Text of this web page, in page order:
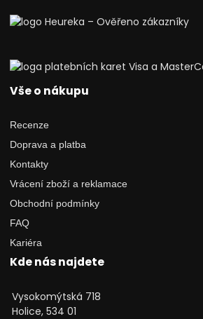
Vše o nákupu
Recenze
Doprava a platba
Kontakty
Vrácení zboží a reklamace
Obchodní podmínky
FAQ
Kariéra
Kde nás najdete
Vysokomýtská 718
Holice, 534 01